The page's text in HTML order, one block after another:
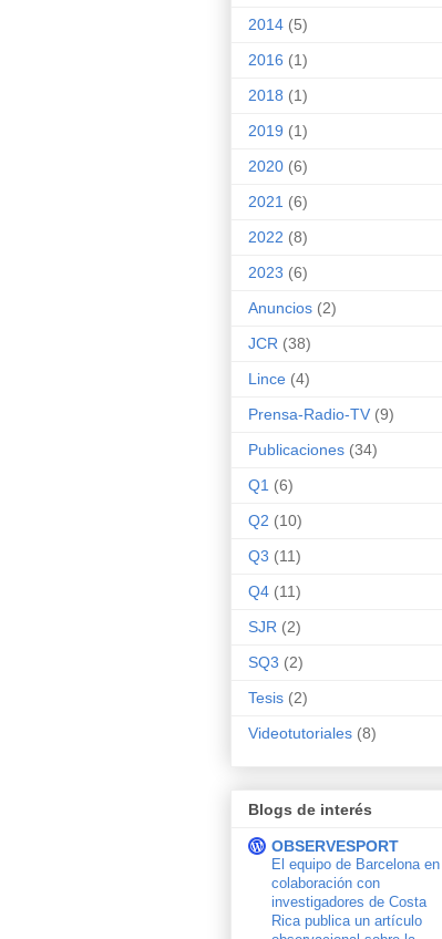
2014 (5)
2016 (1)
2018 (1)
2019 (1)
2020 (6)
2021 (6)
2022 (8)
2023 (6)
Anuncios (2)
JCR (38)
Lince (4)
Prensa-Radio-TV (9)
Publicaciones (34)
Q1 (6)
Q2 (10)
Q3 (11)
Q4 (11)
SJR (2)
SQ3 (2)
Tesis (2)
Videotutoriales (8)
Blogs de interés
OBSERVESPORT
El equipo de Barcelona en
colaboración con
investigadores de Costa
Rica publica un artículo